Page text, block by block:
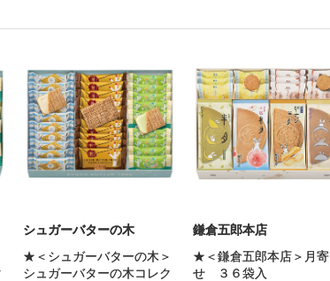
シュガーバターの木
★＜シュガーバターの木＞
シュガーバターの木コレク
鎌倉五郎本店
★＜鎌倉五郎本店＞月寄
せ ３６袋入